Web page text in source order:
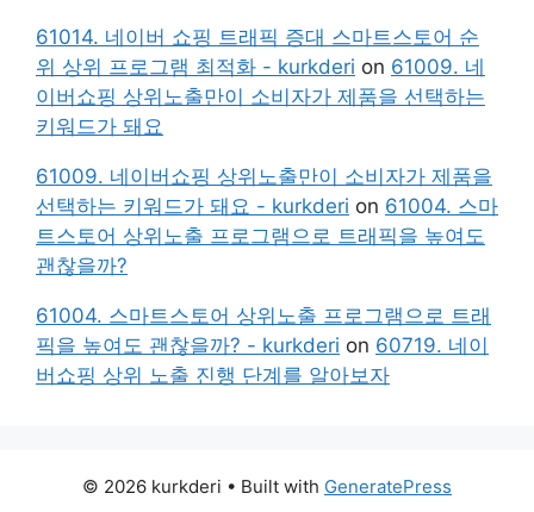
61014. 네이버 쇼핑 트래픽 증대 스마트스토어 순
위 상위 프로그램 최적화 - kurkderi on 61009. 네
이버쇼핑 상위노출만이 소비자가 제품을 선택하는
키워드가 돼요
61009. 네이버쇼핑 상위노출만이 소비자가 제품을
선택하는 키워드가 돼요 - kurkderi on 61004. 스마
트스토어 상위노출 프로그램으로 트래픽을 높여도
괜찮을까?
61004. 스마트스토어 상위노출 프로그램으로 트래
픽을 높여도 괜찮을까? - kurkderi on 60719. 네이
버쇼핑 상위 노출 진행 단계를 알아보자
© 2026 kurkderi • Built with GeneratePress